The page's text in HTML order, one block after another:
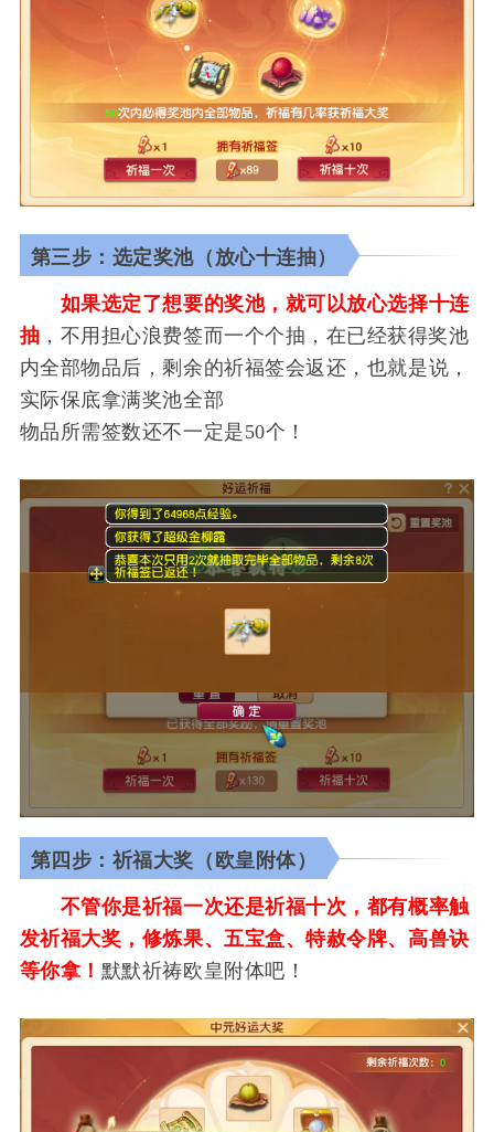
第三步：选定奖池（放心十连抽）
如果选定了想要的奖池，就可以放心选择十连
抽 ，不用担心浪费签而一个个抽，在已经获得奖池
内全部物品后，剩余的祈福签会返还，也就是说，
实际保底拿满奖池全部
物品所需签数还不一定是50个！
第四步：祈福大奖（欧皇附体）
不管你是祈福一次还是祈福十次，都有概率触
发祈福大奖，修炼果、五宝盒、特赦令牌、高兽诀
等你拿！ 默默祈祷欧皇附体吧！